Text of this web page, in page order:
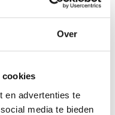
Over
cookies
en advertenties te
media te bieden
op Corda INCubator,
heel snel digitale flows te
nog: door integratie van
Private Equity terug